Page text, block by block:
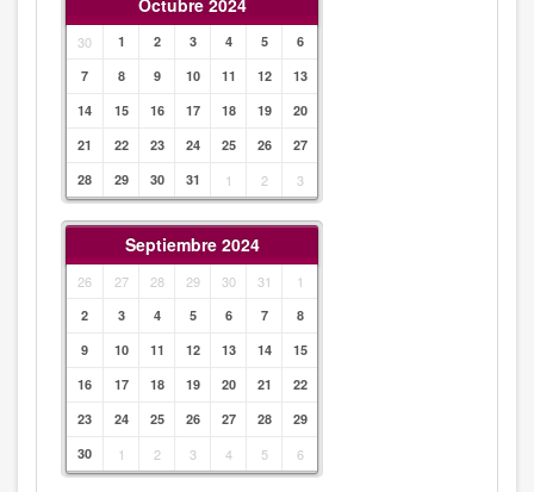
Octubre 2024
30 1 2 3 4 5
6
7
8 9 10 11 12
13
14
15 16 17 18 19
20
21
22 23 24 25 26
27
28
29 30 31 1 2 3
Septiembre 2024
26 27 28 29 30 31 1
2 3 4 5 6 7
8
9
10 11 12 13 14
15
16
17 18 19 20 21
22
23
24 25 26 27 28
29
30
1 2 3 4 5 6